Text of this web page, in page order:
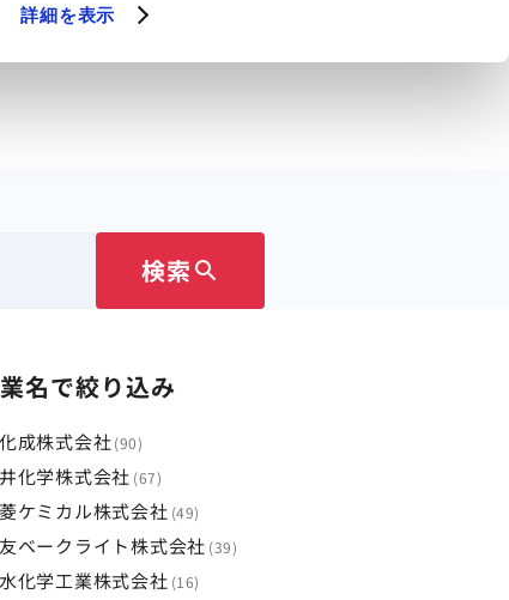
詳細を表示
検索 search
名で絞り込み
成株式会社 90
化学株式会社 67
ケミカル株式会社 49
ベークライト株式会社 39
化学工業株式会社 16